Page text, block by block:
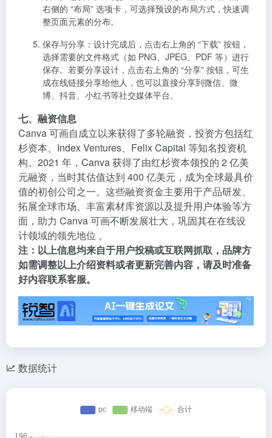
七、融资信息
Canva 可画自成立以来获得了多轮融资，投资方包括红
杉资本、Index Ventures、Felix Capital 等知名投资机
构。2021 年，Canva 获得了由红杉资本领投的 2 亿美
元融资，当时其估值达到 400 亿美元，成为全球最具价
值的初创公司之一。这些融资资金主要用于产品研发、
拓展全球市场、丰富素材库资源以及提升用户体验等方
面，助力 Canva 可画不断发展壮大，巩固其在在线设
计领域的领先地位 。
注：以上信息均来自于用户投稿或互联网抓取，品牌方
如需调整以上介绍资料或者更新完善内容，请及时准备
好内容联系客服。
数据统计